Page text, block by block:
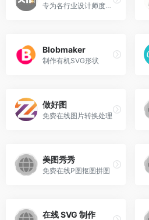
专为各行业设计师度身定制的设计灵感搜索引擎，聚合全球众多知名设计网站
Blobmaker
制作有机SVG形状
做好图
免费在线图片转换处理
美图秀秀
免费在线P图抠图拼图
在线 SVG 制作